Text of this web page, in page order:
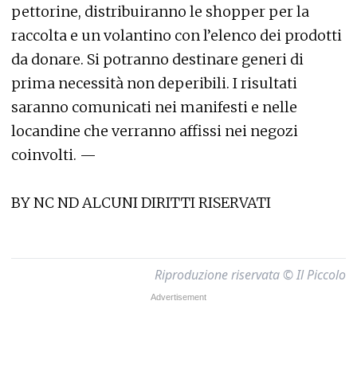
pettorine, distribuiranno le shopper per la
raccolta e un volantino con l’elenco dei prodotti
da donare. Si potranno destinare generi di
prima necessità non deperibili. I risultati
saranno comunicati nei manifesti e nelle
locandine che verranno affissi nei negozi
coinvolti. —
BY NC ND ALCUNI DIRITTI RISERVATI
Riproduzione riservata © Il Piccolo